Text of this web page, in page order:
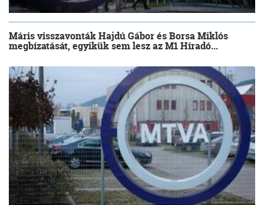
Máris visszavonták Hajdú Gábor és Borsa Miklós
megbízatását, egyikük sem lesz az M1 Híradó...